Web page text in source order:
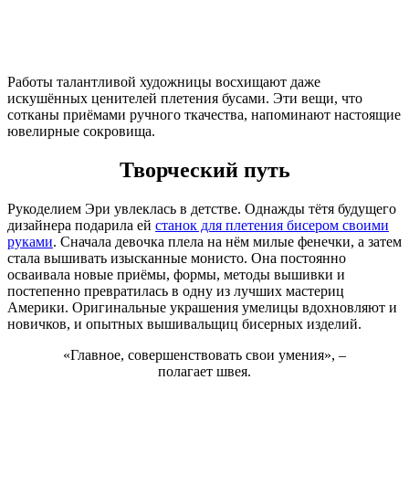
Работы талантливой художницы восхищают даже
искушённых ценителей плетения бусами. Эти вещи, что
сотканы приёмами ручного ткачества, напоминают настоящие
ювелирные сокровища.
Творческий путь
Рукоделием Эри увлеклась в детстве. Однажды тётя будущего
дизайнера подарила ей станок для плетения бисером своими
руками. Сначала девочка плела на нём милые фенечки, а затем
стала вышивать изысканные монисто. Она постоянно
осваивала новые приёмы, формы, методы вышивки и
постепенно превратилась в одну из лучших мастериц
Америки. Оригинальные украшения умелицы вдохновляют и
новичков, и опытных вышивальщиц бисерных изделий.
«Главное, совершенствовать свои умения», –
полагает швея.